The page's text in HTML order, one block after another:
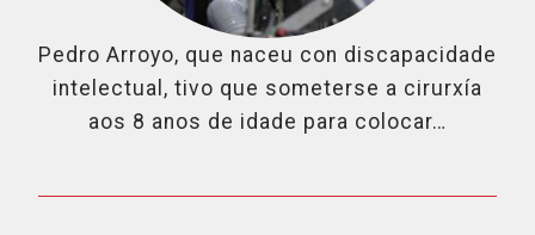
Pedro Arroyo, que naceu con discapacidade
intelectual, tivo que someterse a cirurxía
aos 8 anos de idade para colocar…